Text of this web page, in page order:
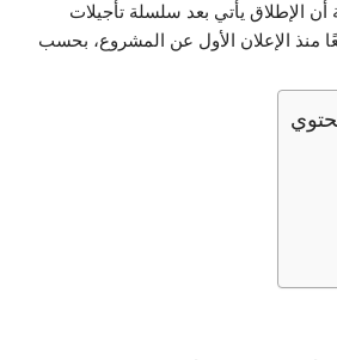
أن الإطلاق يأتي بعد سلسلة تأجيلات
منذ الإعلان الأول عن المشروع، بحسب